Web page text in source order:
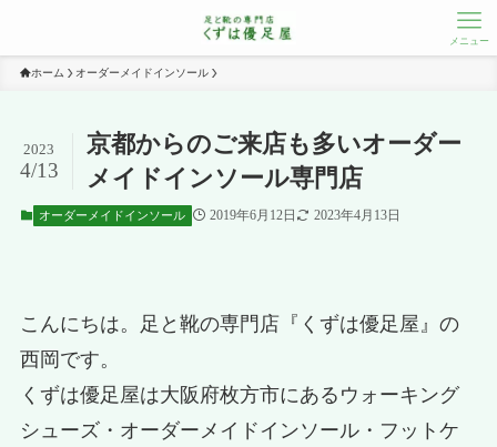
メニュー
ホーム オーダーメイドインソール
京都からのご来店も多いオーダー
メイドインソール専門店
2023
4/13
オーダーメイドインソール 2019年6月12日 2023年4月13日
こんにちは。足と靴の専門店『くずは優足屋』の
西岡です。
くずは優足屋は大阪府枚方市にあるウォーキング
シューズ・オーダーメイドインソール・フットケ